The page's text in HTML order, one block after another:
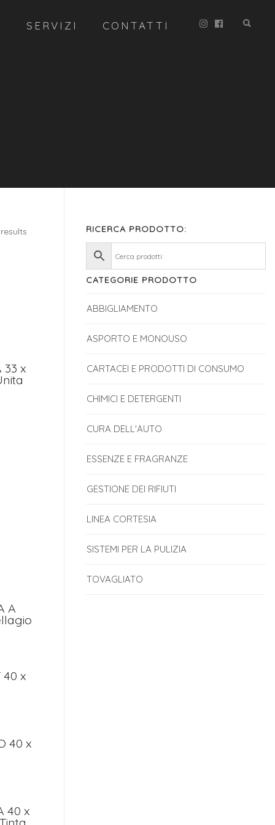
SERVIZI CONTATTI
33 x
A
40 x
40 x
40 x
RICERCA PRODOTTO:
CATEGORIE PRODOTTO
ABBIGLIAMENTO
ASPORTO E MONOUSO
CARTACEI E PRODOTTI DI CONSUMO
CHIMICI E DETERGENTI
CURA DELL'AUTO
ESSENZE E FRAGRANZE
GESTIONE DEI RIFIUTI
LINEA CORTESIA
SISTEMI PER LA PULIZIA
TOVAGLIATO